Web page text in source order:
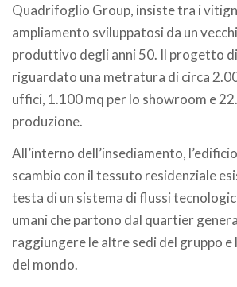
Quadrifoglio Group, insiste tra i
ampliamento sviluppatosi da un
produttivo degli anni 50. Il progetto
riguardato una metratura di circa
uffici, 1.100 mq per lo showroom e
produzione.
All’interno dell’insediamento,
scambio con il tessuto residenziale
testa di un sistema di flussi
umani che partono dal quartier
raggiungere le altre sedi del gruppo e
del mondo.